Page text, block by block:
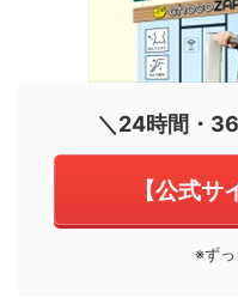
＼24時間・
【公式
※ず